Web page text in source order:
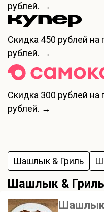
рублей. →
Скидка 450 рублей на
рублей. →
Скидка 300 рублей на
рублей. →
Шашлык & Гриль
Шашлык & Гриль
Шашлык